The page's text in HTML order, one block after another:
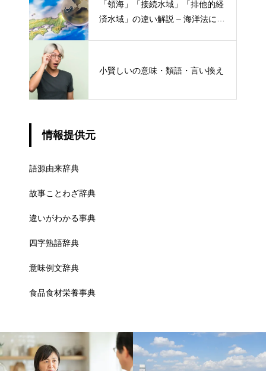
「領海」「接続水域」「排他的経
済水域」の違い解説 – 海洋法にお
小賢しいの意味・類語・言い換え
情報提供元
語源由来辞典
故事ことわざ辞典
違いがわかる事典
四字熟語辞典
意味例文辞典
食品食材栄養事典